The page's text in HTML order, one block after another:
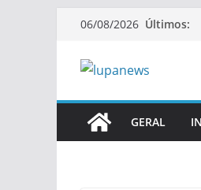
Pular06/08/2026 Últimos:
GERAL